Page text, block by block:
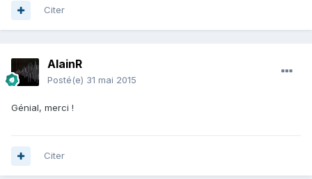
Citer
AlainR
Posté(e) 31 mai 2015
Génial, merci !
Citer